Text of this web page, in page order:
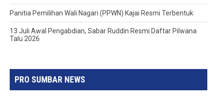
Panitia Pemilihan Wali Nagari (PPWN) Kajai Resmi Terbentuk
13 Juli Awal Pengabdian, Sabar Ruddin Resmi Daftar Pilwana
Talu 2026
PRO SUMBAR NEWS